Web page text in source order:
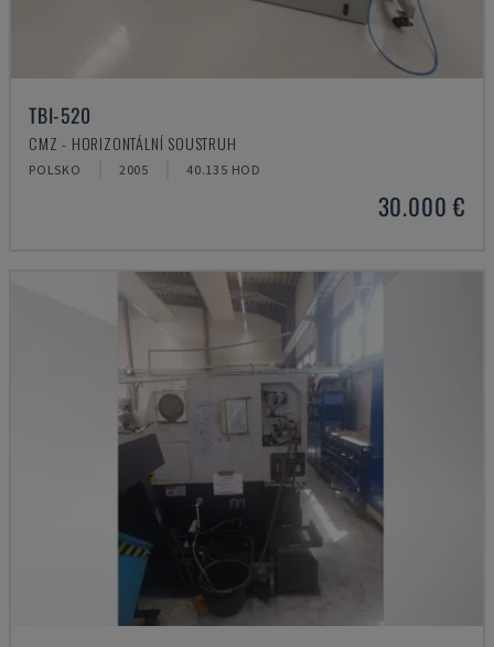
TBI-520
CMZ - HORIZONTÁLNÍ SOUSTRUH
POLSKO 2005 40.135 HOD
30.000 €